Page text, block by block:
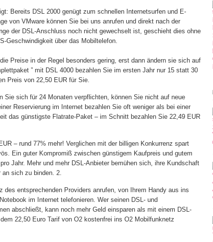
Bereits DSL 2000 genügt zum schnellen Internetsurfen und E-
von VMware können Sie bei uns anrufen und direkt nach der
der DSL-Anschluss noch nicht gewechselt ist, geschieht dies ohne
Geschwindigkeit über das Mobiltelefon.
Preise in der Regel besonders gering, erst dann ändern sie sich auf
” mit DSL 4000 bezahlen Sie im ersten Jahr nur 15 statt 30
Preis von 22,50 EUR für Sie.
Sie sich für 24 Monaten verpflichten, können Sie nicht auf neue
Reservierung im Internet bezahlen Sie oft weniger als bei einer
das günstigste Flatrate-Paket – im Schnitt bezahlen Sie 22,49 EUR
– rund 77% mehr! Verglichen mit der billigen Konkurrenz spart
Ein guter Kompromiß zwischen günstigem Kaufpreis und gutem
Jahr. Mehr und mehr DSL-Anbieter bemühen sich, ihre Kundschaft
an sich zu binden. 2.
entsprechenden Providers anrufen, von Ihrem Handy aus ins
im Internet telefonieren. Wer seinen DSL- und
abschließt, kann noch mehr Geld einsparen als mit einem DSL-
22,50 Euro Tarif von O2 kostenfrei ins O2 Mobilfunknetz